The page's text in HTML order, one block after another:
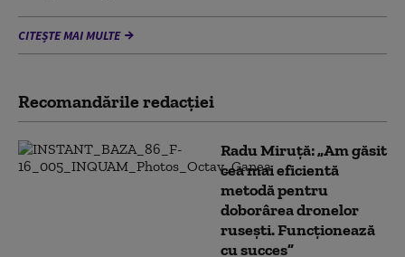
CITEȘTE MAI MULTE
Recomandările redacţiei
Radu Miruță: „Am găsit
cea mai eficientă
metodă pentru
doborârea dronelor
rusești. Funcționează
cu succes”